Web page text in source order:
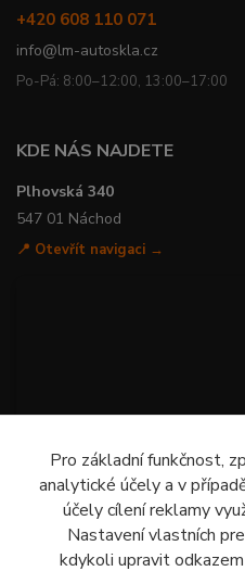
+420 608 110 071
info@lm-autoskla.cz
Po-Pá: 8:00–12:00, 13:00–17:00
KDE NÁS NAJDETE
Plhovská 340
547 01 Náchod
📍 Otevřít navigaci →
Pro základní funkčnost,
analytické účely a v
účely cílení reklamy
Nastavení vlastních
kdykoli upravit